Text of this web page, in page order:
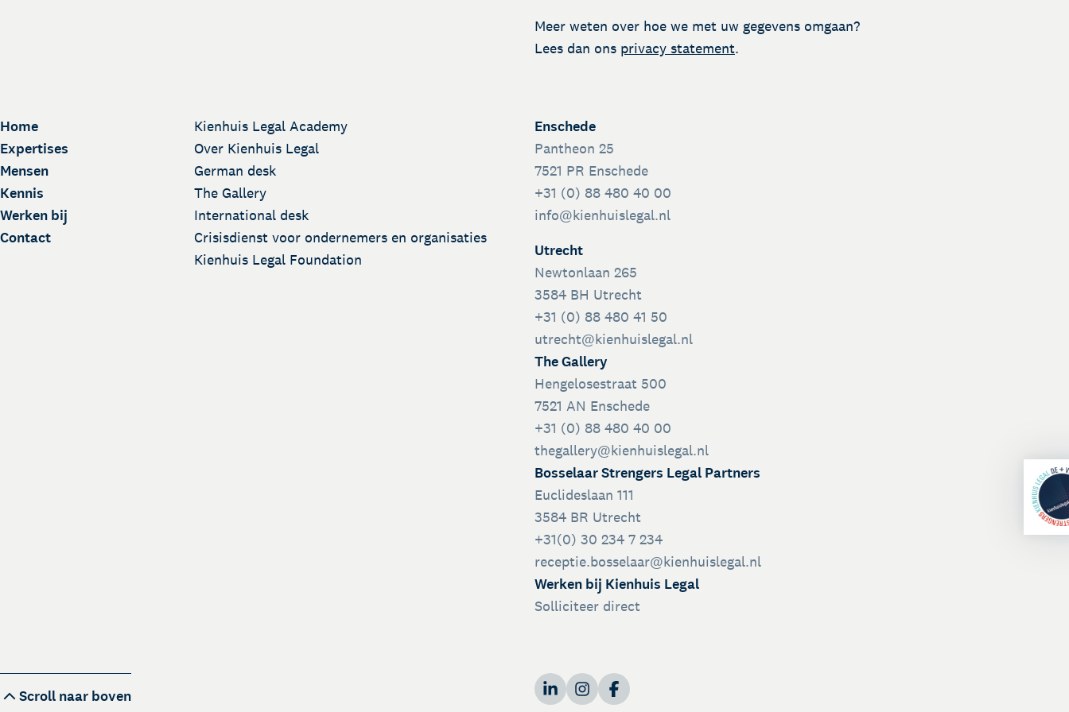
Meer weten over hoe we met uw gegevens omgaan?
Lees dan ons privacy statement.
Home
Expertises
Mensen
Kennis
Werken bij
Contact
Kienhuis Legal Academy
Over Kienhuis Legal
German desk
The Gallery
International desk
Crisisdienst voor ondernemers en organisaties
Kienhuis Legal Foundation
Enschede
Pantheon 25
7521 PR Enschede
+31 (0) 88 480 40 00
info@kienhuislegal.nl
Utrecht
Newtonlaan 265
3584 BH Utrecht
+31 (0) 88 480 41 50
utrecht@kienhuislegal.nl
The Gallery
Hengelosestraat 500
7521 AN Enschede
+31 (0) 88 480 40 00
thegallery@kienhuislegal.nl
Bosselaar Strengers Legal Partners
Euclideslaan 111
3584 BR Utrecht
+31(0) 30 234 7 234
receptie.bosselaar@kienhuislegal.nl
Werken bij Kienhuis Legal
Solliciteer direct
Scroll naar boven